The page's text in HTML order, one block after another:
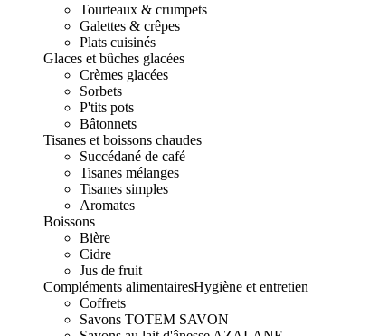
Tourteaux & crumpets
Galettes & crêpes
Plats cuisinés
Glaces et bûches glacées
Crèmes glacées
Sorbets
P'tits pots
Bâtonnets
Tisanes et boissons chaudes
Succédané de café
Tisanes mélanges
Tisanes simples
Aromates
Boissons
Bière
Cidre
Jus de fruit
Compléments alimentairesHygiène et entretien
Coffrets
Savons TOTEM SAVON